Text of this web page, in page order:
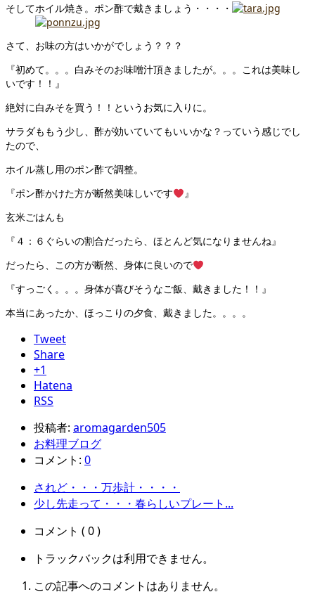
そしてホイル焼き。ポン酢で戴きましょう・・・・
さて、お味の方はいかがでしょう？？？
『初めて。。。白みそのお味噌汁頂きましたが。。。これは美味し
いです！！』
絶対に白みそを買う！！というお気に入りに。
サラダももう少し、酢が効いていてもいいかな？っていう感じでし
たので、
ホイル蒸し用のポン酢で調整。
『ポン酢かけた方が断然美味しいです
』
玄米ごはんも
『４：６ぐらいの割合だったら、ほとんど気になりませんね』
だったら、この方が断然、身体に良いので
『すっごく。。。身体が喜びそうなご飯、戴きました！！』
本当にあったか、ほっこりの夕食、戴きました。。。。
Tweet
Share
+1
Hatena
RSS
投稿者: aromagarden505
お料理ブログ
コメント: 0
されど・・・万歩計・・・・
少し先走って・・・春らしいプレート...
コメント ( 0 )
トラックバックは利用できません。
この記事へのコメントはありません。